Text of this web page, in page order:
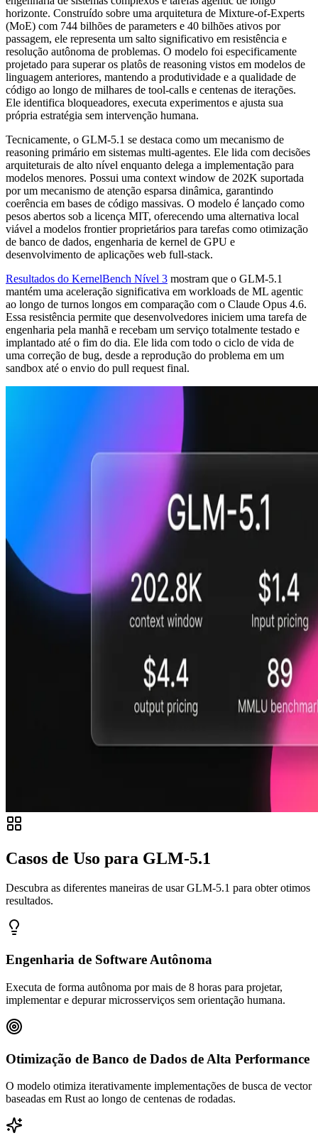
horizonte. Construído sobre uma arquitetura de Mixture-of-Experts
(MoE) com 744 bilhões de parameters e 40 bilhões ativos por
passagem, ele representa um salto significativo em resistência e
resolução autônoma de problemas. O modelo foi especificamente
projetado para superar os platôs de reasoning vistos em modelos de
linguagem anteriores, mantendo a produtividade e a qualidade de
código ao longo de milhares de tool-calls e centenas de iterações.
Ele identifica bloqueadores, executa experimentos e ajusta sua
própria estratégia sem intervenção humana.
Tecnicamente, o GLM-5.1 se destaca como um mecanismo de
reasoning primário em sistemas multi-agentes. Ele lida com decisões
arquiteturais de alto nível enquanto delega a implementação para
modelos menores. Possui uma context window de 202K suportada
por um mecanismo de atenção esparsa dinâmica, garantindo
coerência em bases de código massivas. O modelo é lançado como
pesos abertos sob a licença MIT, oferecendo uma alternativa local
viável a modelos frontier proprietários para tarefas como otimização
de banco de dados, engenharia de kernel de GPU e
desenvolvimento de aplicações web full-stack.
Resultados do KernelBench Nível 3 mostram que o GLM-5.1
mantém uma aceleração significativa em workloads de ML agentic
ao longo de turnos longos em comparação com o Claude Opus 4.6.
Essa resistência permite que desenvolvedores iniciem uma tarefa de
engenharia pela manhã e recebam um serviço totalmente testado e
implantado até o fim do dia. Ele lida com todo o ciclo de vida de
uma correção de bug, desde a reprodução do problema em um
sandbox até o envio do pull request final.
Casos de Uso para GLM-5.1
Descubra as diferentes maneiras de usar GLM-5.1 para obter otimos
resultados.
Engenharia de Software Autônoma
Executa de forma autônoma por mais de 8 horas para projetar,
implementar e depurar microsserviços sem orientação humana.
Otimização de Banco de Dados de Alta Performance
O modelo otimiza iterativamente implementações de busca de vector
baseadas em Rust ao longo de centenas de rodadas.